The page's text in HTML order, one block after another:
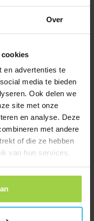
Over
en advertenties te
media te bieden
Ook delen we
site met onze
en analyse. Deze
met andere
of die ze hebben
van hun services.